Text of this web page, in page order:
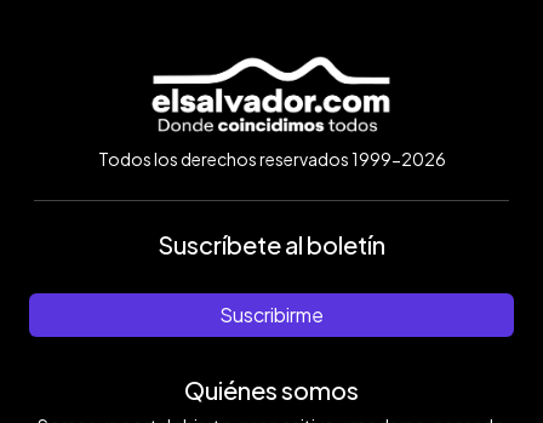
Todos los derechos reservados 1999-2026
Suscríbete al boletín
Suscribirme
Quiénes somos